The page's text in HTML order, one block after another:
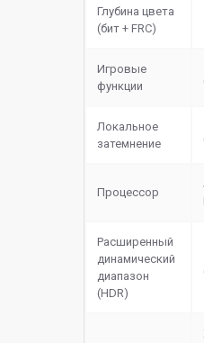
Глубина цвета
(бит + FRC)
Игровые
функции
Локальное
затемнение
Процессор
Расширенный
динамический
диапазон
(HDR)